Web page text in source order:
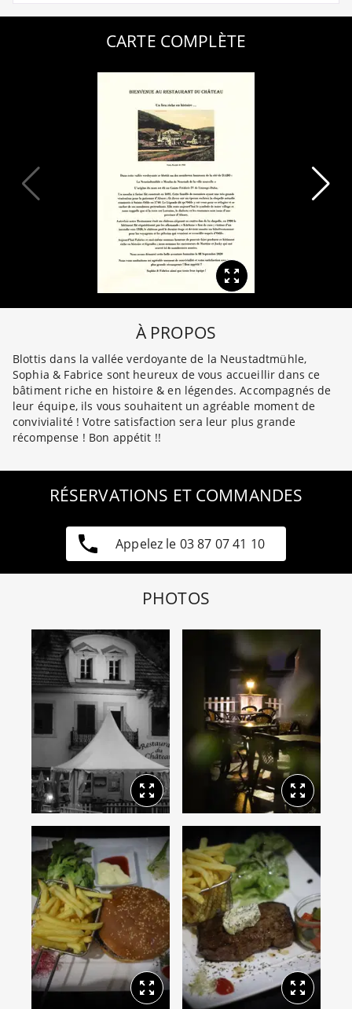
CARTE COMPLÈTE
À PROPOS
Blottis dans la vallée verdoyante de la Neustadtmühle,
Sophia & Fabrice sont heureux de vous accueillir dans ce
bâtiment riche en histoire & en légendes. Accompagnés de
leur équipe, ils vous souhaitent un agréable moment de
convivialité ! Votre satisfaction sera leur plus grande
récompense ! Bon appétit !!
RÉSERVATIONS ET COMMANDES
Appelez le 03 87 07 41 10
PHOTOS